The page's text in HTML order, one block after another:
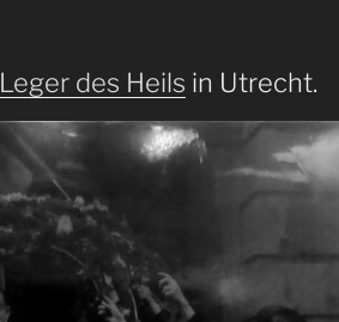
Leger des Heils in Utrecht.